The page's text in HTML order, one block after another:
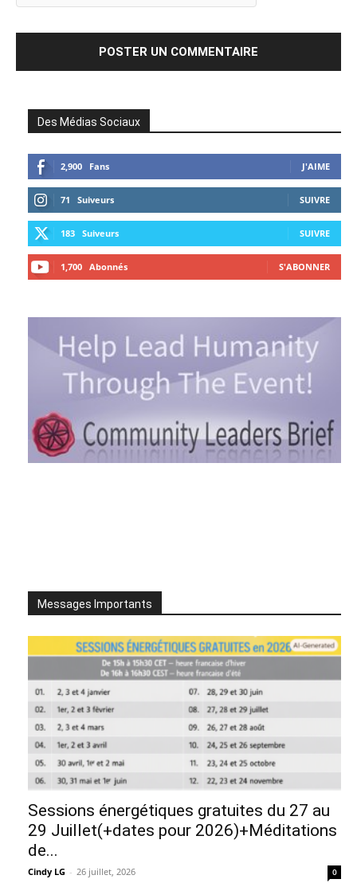
Des Médias Sociaux
2,900 Fans J'AIME
71 Suiveurs SUIVRE
183 Suiveurs SUIVRE
1,700 Abonnés S'ABONNER
Messages Importants
Sessions énergétiques gratuites du 27 au
29 Juillet(+dates pour 2026)+Méditations
de...
Cindy LG - 26 juillet, 2026 0